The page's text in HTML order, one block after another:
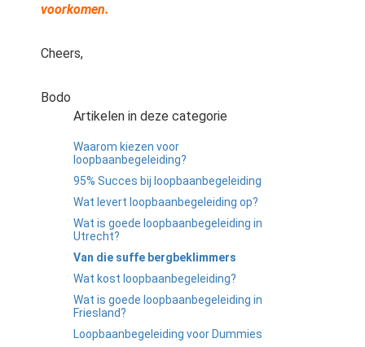
voorkomen.
Cheers,
Bodo
Artikelen in deze categorie
Waarom kiezen voor
loopbaanbegeleiding?
95% Succes bij loopbaanbegeleiding
Wat levert loopbaanbegeleiding op?
Wat is goede loopbaanbegeleiding in
Utrecht?
Van die suffe bergbeklimmers
Wat kost loopbaanbegeleiding?
Wat is goede loopbaanbegeleiding in
Friesland?
Loopbaanbegeleiding voor Dummies